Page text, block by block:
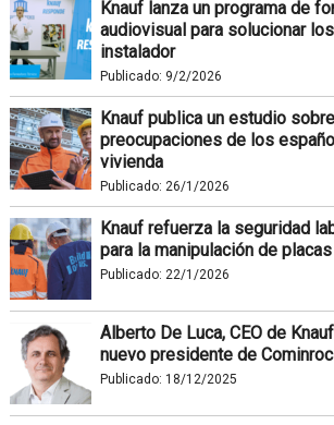
Knauf lanza un programa de
audiovisual para solucionar
instalador
Publicado: 9/2/2026
Knauf publica un estudio
preocupaciones de los
vivienda
Publicado: 26/1/2026
Knauf refuerza la seguridad
para la manipulación de
Publicado: 22/1/2026
Alberto De Luca, CEO de
nuevo presidente de Cominroc
Publicado: 18/12/2025